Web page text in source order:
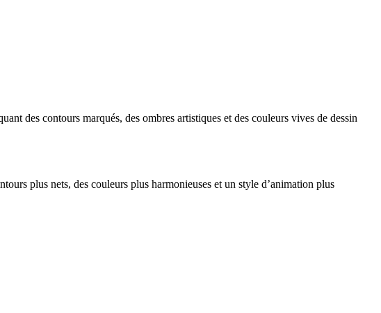
des contours marqués, des ombres artistiques et des couleurs vives de dessin
plus nets, des couleurs plus harmonieuses et un style d’animation plus